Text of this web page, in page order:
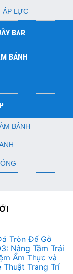
ÁP LỰC
BAR
BÁNH
BÁNH
Tròn Đế Gỗ
Nâng Tầm Trải
Ẩm Thực và
Thuật Trang Trí